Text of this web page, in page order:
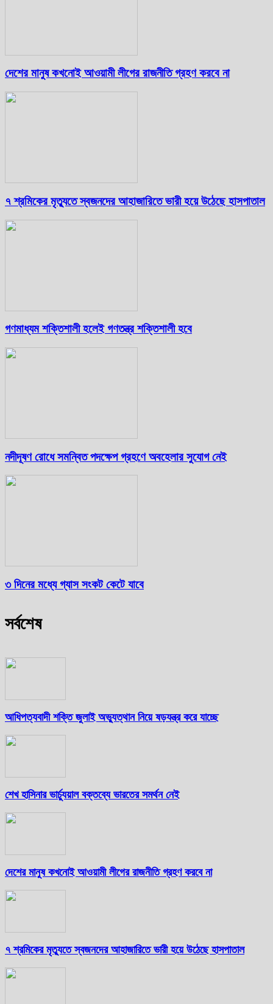
দেশের মানুষ কখনোই আওয়ামী লীগের রাজনীতি গ্রহণ করবে না
৭ শ্রমিকের মৃত্যুতে স্বজনদের আহাজারিতে ভারী হয়ে উঠেছে হাসপাতাল
গণমাধ্যম শক্তিশালী হলেই গণতন্ত্র শক্তিশালী হবে
নদীদূষণ রোধে সমন্বিত পদক্ষেপ গ্রহণে অবহেলার সুযোগ নেই
৩ দিনের মধ্যে গ্যাস সংকট কেটে যাবে
সর্বশেষ
আধিপত্যবাদী শক্তি জুলাই অভ্যুত্থান নিয়ে ষড়যন্ত্র করে যাচ্ছে
শেখ হাসিনার ভার্চ্যুয়াল বক্তব্যে ভারতের সমর্থন নেই
দেশের মানুষ কখনোই আওয়ামী লীগের রাজনীতি গ্রহণ করবে না
৭ শ্রমিকের মৃত্যুতে স্বজনদের আহাজারিতে ভারী হয়ে উঠেছে হাসপাতাল